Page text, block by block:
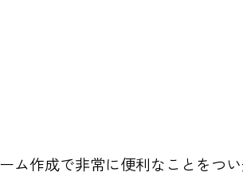
ム作成で非常に便利なことをつい